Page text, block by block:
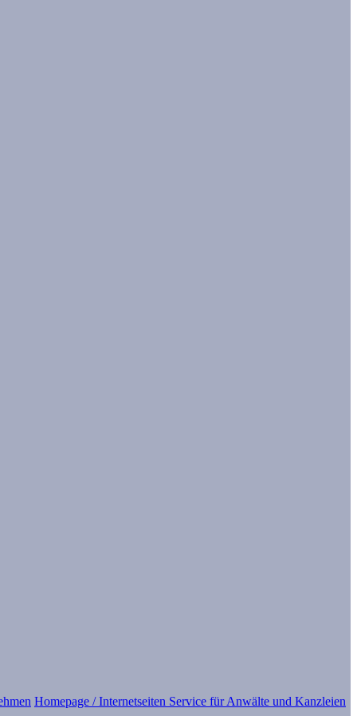
Homepage / Internetseiten Service für Anwälte und Kanzleien